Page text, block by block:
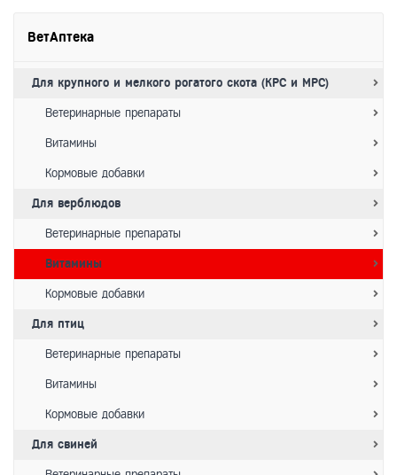
ВетАптека
Для крупного и мелкого рогатого скота (КРС и МРС)
Ветеринарные препараты
Витамины
Кормовые добавки
Для верблюдов
Ветеринарные препараты
Витамины
Кормовые добавки
Для птиц
Ветеринарные препараты
Витамины
Кормовые добавки
Для свиней